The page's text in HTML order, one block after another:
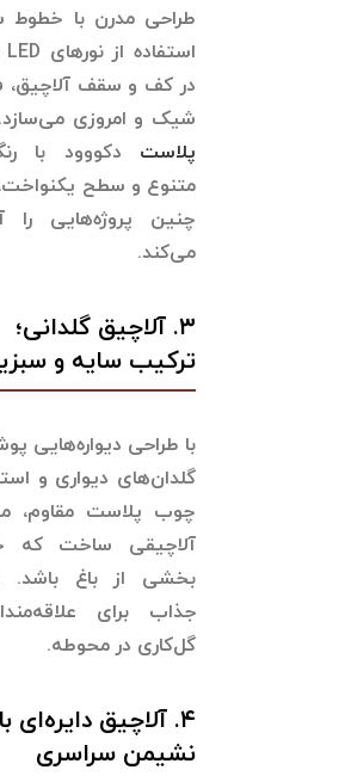
طراحی مدرن با خطوط
در کف و سقف آلاچیق،
شیک و امروزی می‌سازد.
پلاست دکووود با
متنوع و سطح
چنین پروژه‌هایی را
می‌کند.
۳. آلاچیق گلدانی؛
ترکیب سایه و
با طراحی دیواره‌هایی
گلدان‌های دیواری و
چوب پلاست مقاوم،
آلاچیقی ساخت که
بخشی از باغ باشد.
جذاب برای
گل‌کاری در محوطه.
۴. آلاچیق دایره‌ای با
نشیمن سراسری